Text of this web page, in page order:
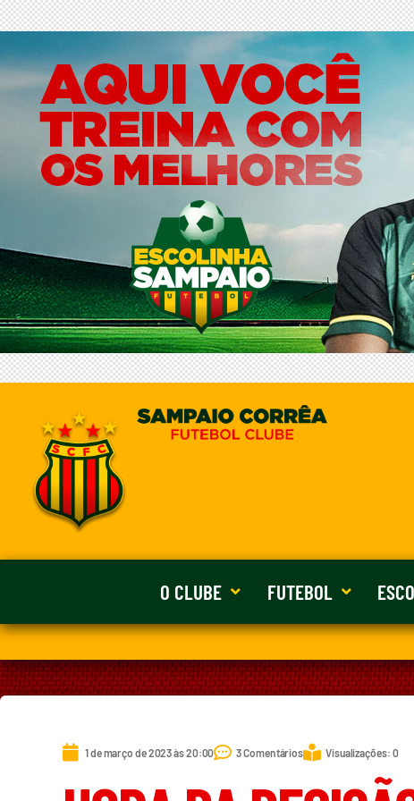
O CLUBE FUTEBOL
1 de março de 2023 às 20:00 3 Comentários Visualizações: 0